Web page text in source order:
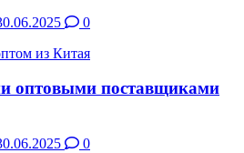
0
из Китая
оптовыми поставщиками
0